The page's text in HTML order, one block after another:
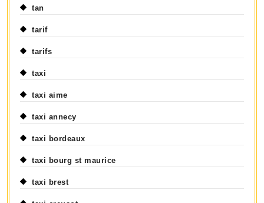
tan
tarif
tarifs
taxi
taxi aime
taxi annecy
taxi bordeaux
taxi bourg st maurice
taxi brest